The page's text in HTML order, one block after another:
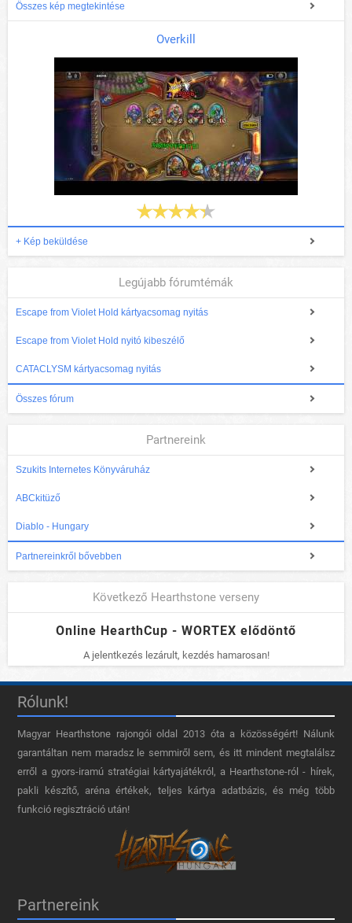
Összes kép megtekintése
Overkill
+ Kép beküldése
Legújabb fórumtémák
Escape from Violet Hold kártyacsomag nyitás
Escape from Violet Hold nyitó kibeszélő
CATACLYSM kártyacsomag nyitás
Összes fórum
Partnereink
Szukits Internetes Könyváruház
ABCkitüző
Diablo - Hungary
Partnereinkről bővebben
Következő Hearthstone verseny
Online HearthCup - WORTEX elődöntő
A jelentkezés lezárult, kezdés hamarosan!
Rólunk!
Magyar Hearthstone​ rajongói oldal 2013 óta a közösségért! Nálunk
garantáltan nem maradsz le semmiről sem, és itt mindent megtalálsz
erről a gyors-iramú stratégiai kártyajátékról, a Hearthstone-ról - hírek,
pakli készítő, aréna értékek, teljes kártya adatbázis, és még több
funkció regisztráció után!
Partnereink